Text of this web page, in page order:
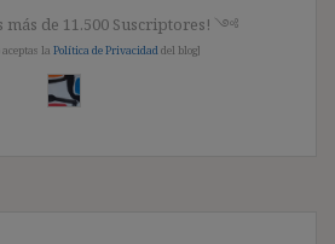
más de 11.500 Suscriptores! ༺
la Política de Privacidad del blog]